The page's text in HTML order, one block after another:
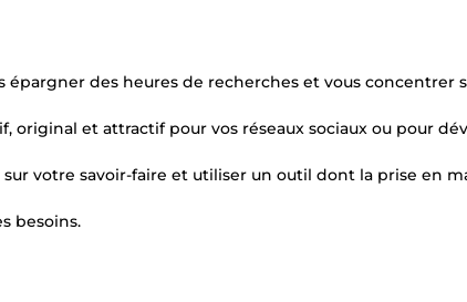
épargner des heures de recherches et vous concentrer
original et attractif pour vos réseaux sociaux ou pour
votre savoir-faire et utiliser un outil dont la prise en
besoins.